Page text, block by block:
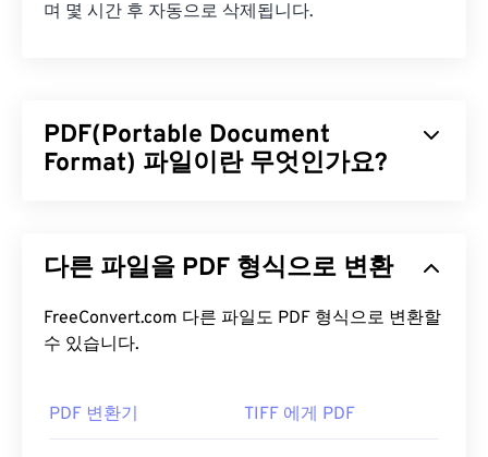
며 몇 시간 후 자동으로 삭제됩니다.
PDF(Portable Document
Format) 파일이란 무엇인가요?
로, 오늘날 가장 널리 사용되는 파일 형식 중 하나입
그대로 유지할 수 있기 때문입니다. PDF 파일은 어떤
기기나 운영 체제에서든 항상 동일하게 표시됩니다.
PDF 파일을 어떻게 여나요?
다른 파일을 PDF 형식으로 변환
FreeConvert.com 다른 파일도 PDF 형식으로 변환할
수 있습니다.
PDF 변환기 TIFF 에게 PDF